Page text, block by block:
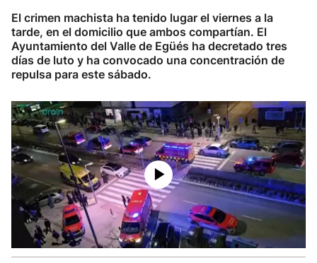
El crimen machista ha tenido lugar el viernes a la
tarde, en el domicilio que ambos compartían. El
Ayuntamiento del Valle de Egüés ha decretado tres
días de luto y ha convocado una concentración de
repulsa para este sábado.